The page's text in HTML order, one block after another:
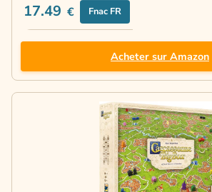
17.49 € Fnac FR
Acheter sur Amazon